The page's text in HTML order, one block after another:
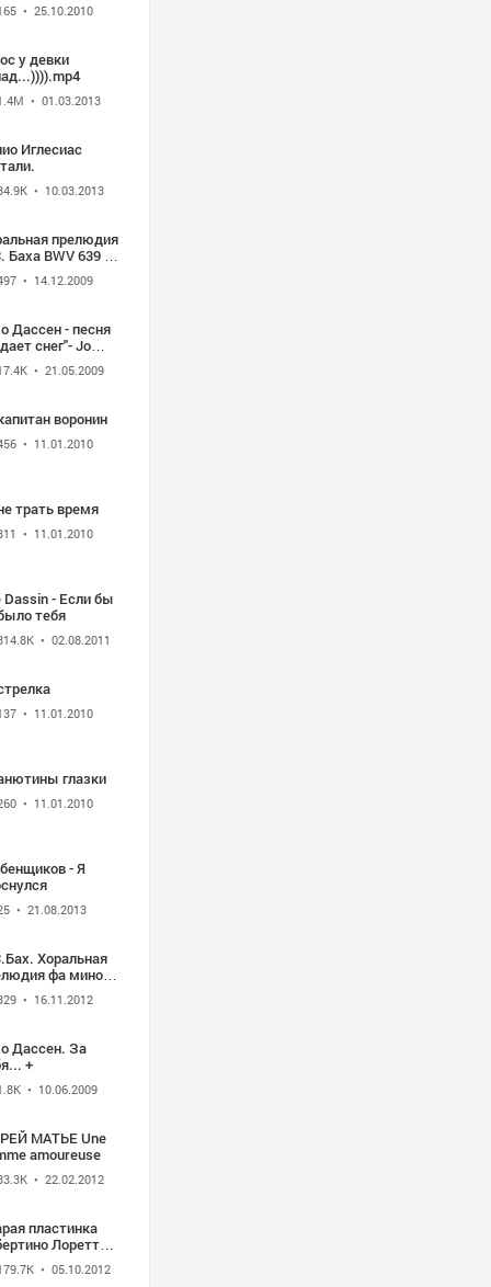
• 25.10.2010
у девки
• 01.03.2013
Иглесиас
• 10.03.2013
прелюдия
Баха BWV 639 в
духового
• 14.12.2009
Дассен - песня
снег"- Jo
• 21.05.2009
воронин
• 11.01.2010
трать время
• 11.01.2010
Dassin - Если бы
тебя
• 02.08.2011
• 11.01.2010
глазки
• 11.01.2010
- Я
• 21.08.2013
Хоральная
фа минор
органа BWV 639 -
Гродбер
• 16.11.2012
Дассен. За
+
• 10.06.2009
МАТЬЕ Une
amoureuse
• 22.02.2012
пластинка
Лоретти
мучо
• 05.10.2012